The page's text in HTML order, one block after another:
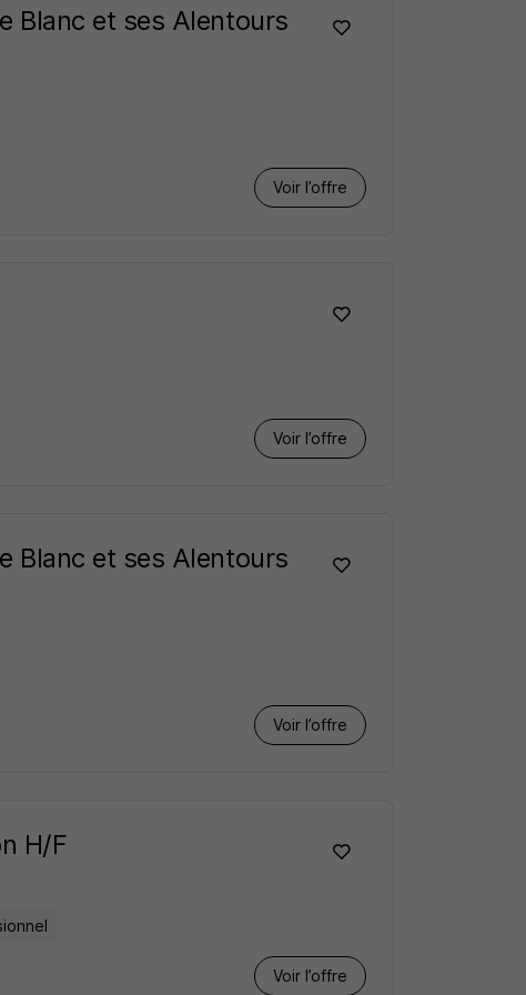
Blanc et ses Alentours
Voir l’offre
Voir l’offre
Blanc et ses Alentours
Voir l’offre
H/F
Voir l’offre